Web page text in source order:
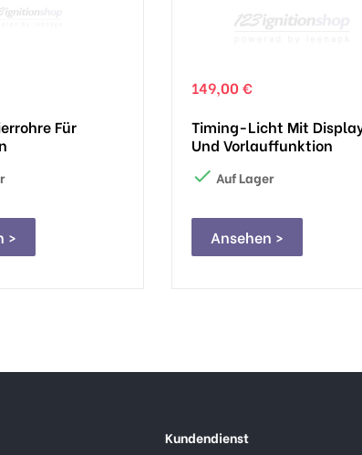
Für
>
149,00 €
Timing-Licht Mit
Und Vorlauffunktion
 Auf Lager
Ansehen >
Kundendienst